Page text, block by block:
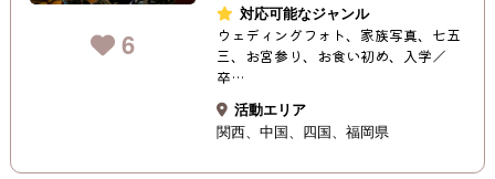
6
対応可能なジャンル
ウェディングフォト、家族写真、七五
三、お宮参り、お食い初め、入学／
卒…
活動エリア
関西
中国 四国 福岡県